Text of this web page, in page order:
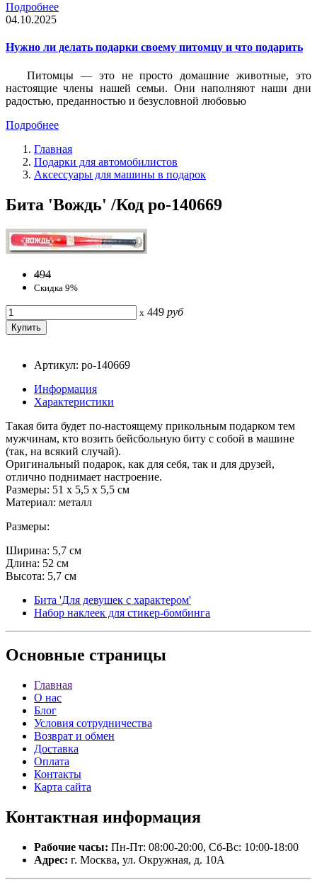
Подробнее
04.10.2025
Нужно ли делать подарки своему питомцу и что подарить
Питомцы — это не просто домашние животные, это
настоящие члены нашей семьи. Они наполняют наши дни
радостью, преданностью и безусловной любовью
Подробнее
Главная
Подарки для автомобилистов
Аксессуары для машины в подарок
Бита 'Вождь' /Код po-140669
494
Скидка 9%
x 449 руб
Артикул: po-140669
Информация
Характеристики
Такая бита будет по-настоящему прикольным подарком тем
мужчинам, кто возить бейсбольную биту с собой в машине
(так, на всякий случай).
Оригинальный подарок, как для себя, так и для друзей,
отлично поднимает настроение.
Размеры: 51 х 5,5 х 5,5 см
Материал: металл
Размеры:
Ширина: 5,7 см
Длина: 52 см
Высота: 5,7 см
Бита 'Для девушек с характером'
Набор наклеек для стикер-бомбинга
Основные страницы
Главная
О нас
Блог
Условия сотрудничества
Возврат и обмен
Доставка
Оплата
Контакты
Карта сайта
Контактная информация
Рабочие часы: Пн-Пт: 08:00-20:00, Сб-Вс: 10:00-18:00
Адрес: г. Москва, ул. Окружная, д. 10А